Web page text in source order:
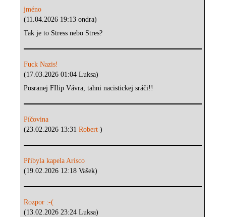
jméno
(11.04.2026 19:13 ondra)
Tak je to Stress nebo Stres?
Fuck Nazis!
(17.03.2026 01:04 Luksa)
Posranej FIlip Vávra, tahni nacistickej sráči!!
Píčovina
(23.02.2026 13:31Robert)
Přibyla kapela Arisco
(19.02.2026 12:18 Vašek)
Rozpor :-(
(13.02.2026 23:24 Luksa)